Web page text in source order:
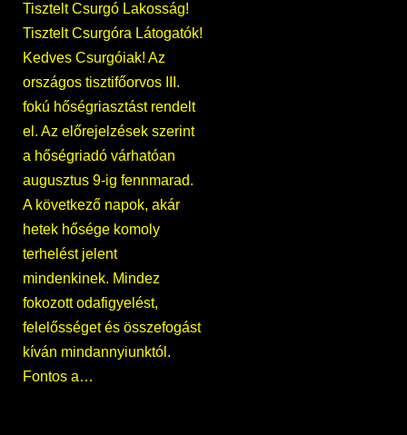
Tisztelt Csurgó Lakosság!
Tisztelt Csurgóra Látogatók!
Kedves Csurgóiak! Az
országos tisztifőorvos III.
fokú hőségriasztást rendelt
el. Az előrejelzések szerint
a hőségriadó várhatóan
augusztus 9-ig fennmarad.
A következő napok, akár
hetek hősége komoly
terhelést jelent
mindenkinek. Mindez
fokozott odafigyelést,
felelősséget és összefogást
kíván mindannyiunktól.
Fontos a…